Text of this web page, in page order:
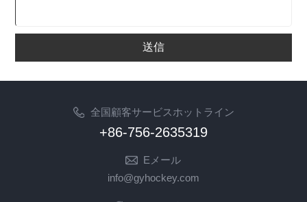
送信
全国顧客サービスホットライン
+86-756-2635319
Eメール
info@gyhockey.com